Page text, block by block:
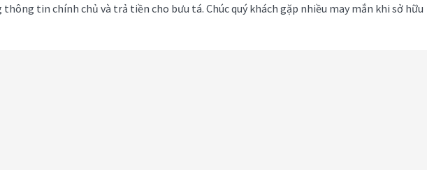
tin chính chủ và trả tiền cho bưu tá. Chúc quý khách gặp nhiều may mắn khi sở hữu